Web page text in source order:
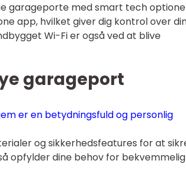
garageporte med smart tech
app, hvilket giver dig kontrol over
Wi-Fi er også ved at blive
garageport
er en betydningsfuld og personlig
og sikkerhedsfeatures for at
opfylder dine behov for